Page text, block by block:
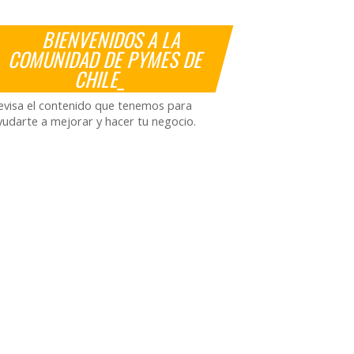
BIENVENIDOS A LA
COMUNIDAD DE PYMES DE
CHILE_
el contenido que tenemos para
a mejorar y hacer tu negocio.